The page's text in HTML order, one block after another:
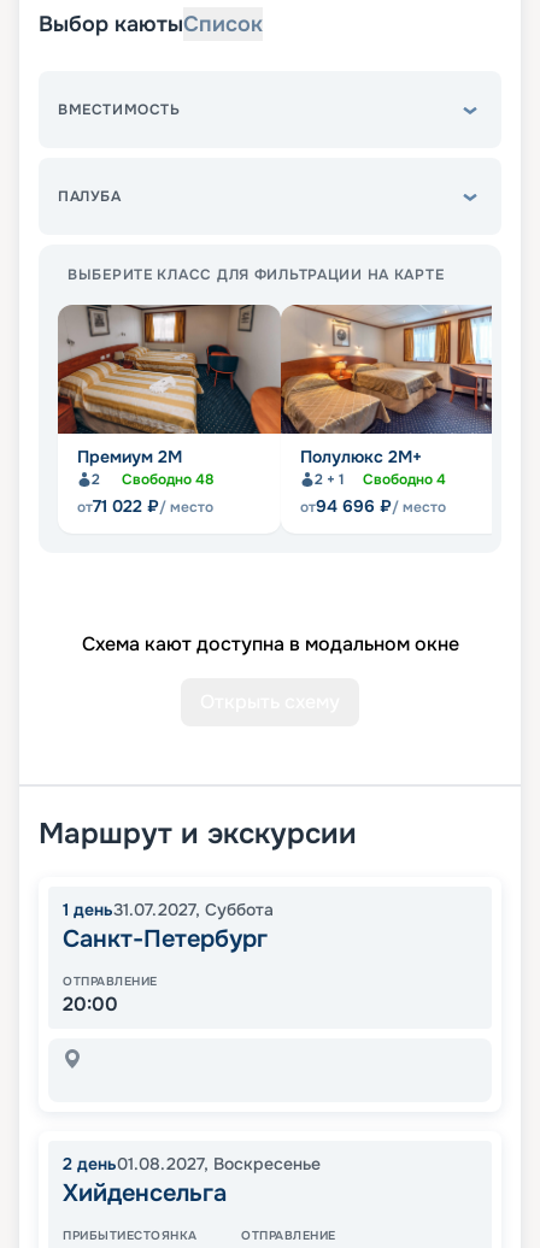
Выбор каютыСписок
ВМЕСТИМОСТЬ
ПАЛУБА
ВЫБЕРИТЕ КЛАСС ДЛЯ ФИЛЬТРАЦИИ НА КАРТЕ
Премиум 2М
2 Свободно48
от71 022 ₽/ место
Полулюкс 2М+
2 + 1 Свободно4
от94 696 ₽/ место
Схема кают доступна в модальном окне
Маршрут и экскурсии
1 день31.07.2027, Суббота
Санкт-Петербург
ОТПРАВЛЕНИЕ
20:00
2 день01.08.2027, Воскресенье
Хийденсельга
ПРИБЫТИЕСТОЯНКА ОТПРАВЛЕНИЕ